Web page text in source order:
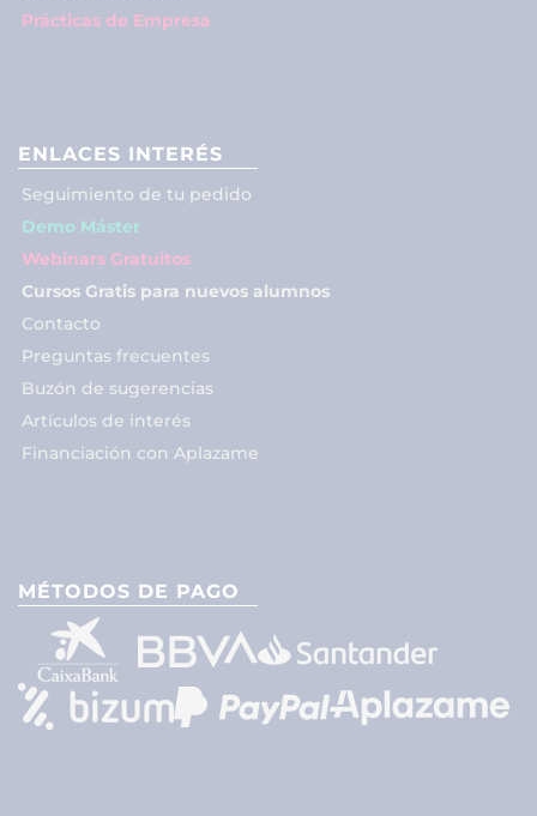
Prácticas de Empresa
ENLACES INTERÉS
Seguimiento de tu pedido
Demo Máster
Webinars Gratuitos
Cursos Gratis para nuevos alumnos
Contacto
Preguntas frecuentes
Buzón de sugerencias
Artículos de interés
Financiación con Aplazame
MÉTODOS DE PAGO